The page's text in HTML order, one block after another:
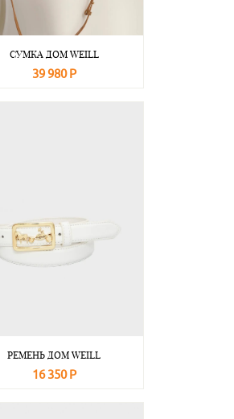
СУМКА ДОМ WEILL
39 980 Р
РЕМЕНЬ ДОМ WEILL
16 350 Р